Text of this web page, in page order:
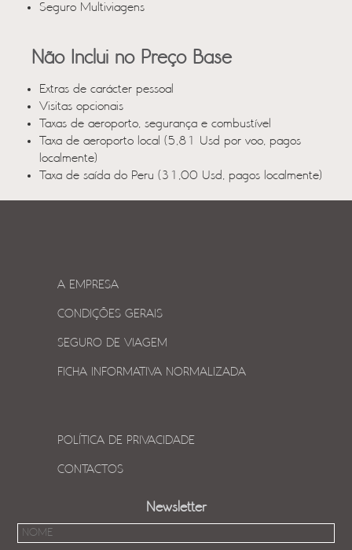
Seguro Multiviagens
Não Inclui no Preço Base
Extras de carácter pessoal
Visitas opcionais
Taxas de aeroporto, segurança e combustível
Taxa de aeroporto local (5,81 Usd por voo, pagos
localmente)
Taxa de saída do Peru (31,00 Usd, pagos localmente)
A EMPRESA
CONDIÇÕES GERAIS
SEGURO DE VIAGEM
FICHA INFORMATIVA NORMALIZADA
POLÍTICA DE PRIVACIDADE
CONTACTOS
Newsletter